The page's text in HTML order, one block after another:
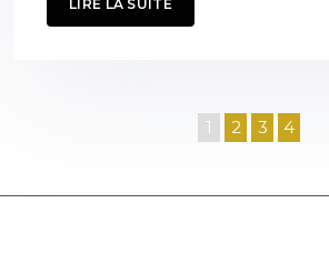
LIRE LA SUITE
1 2 3 4